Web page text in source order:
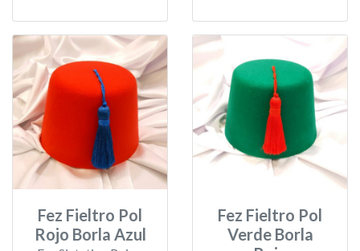
Fez Fieltro Pol
Rojo Borla Azul
Fez Fieltro Pol
Verde Borla